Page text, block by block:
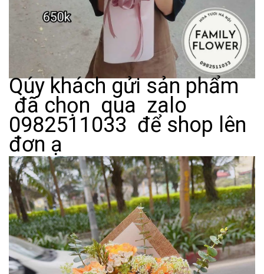
Qúy khách gửi sản phẩm
đã chọn qua zalo
0982511033 để shop lên
đơn ạ